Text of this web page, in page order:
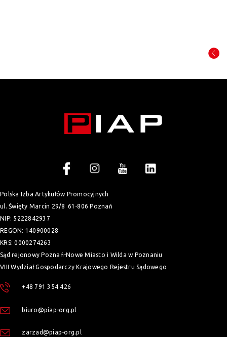
Polska Izba Artykułów Promocyjnych
ul. Święty Marcin 29/8 61-806 Poznań
NIP: 5222842937
REGON: 140900028
KRS: 0000274263
Sąd rejonowy Poznań-Nowe Miasto i Wilda w Poznaniu
VIII Wydział Gospodarczy Krajowego Rejestru Sądowego
+48 791 354 426
biuro@piap-org.pl
zarzad@piap-org.pl